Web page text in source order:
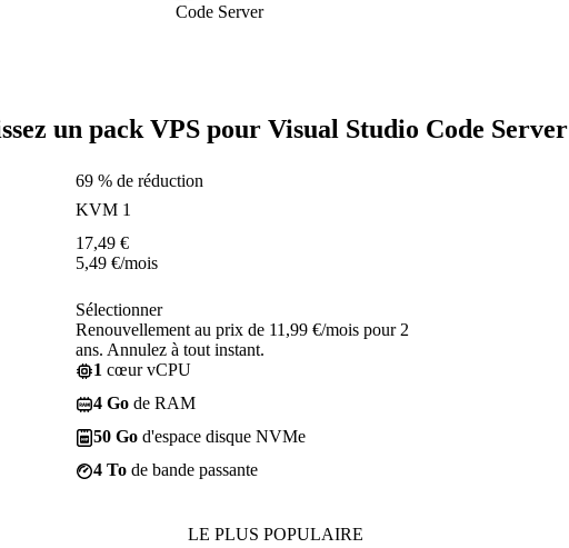
un pack VPS pour Visual Studio Code Server
69 % de réduction
KVM 1
17,49 €
5,49 €/mois
Sélectionner
Renouvellement au prix de 11,99 €/mois pour 2
ans. Annulez à tout instant.
1 cœur vCPU
4 Go de RAM
50 Go d'espace disque NVMe
4 To de bande passante
LE PLUS POPULAIRE